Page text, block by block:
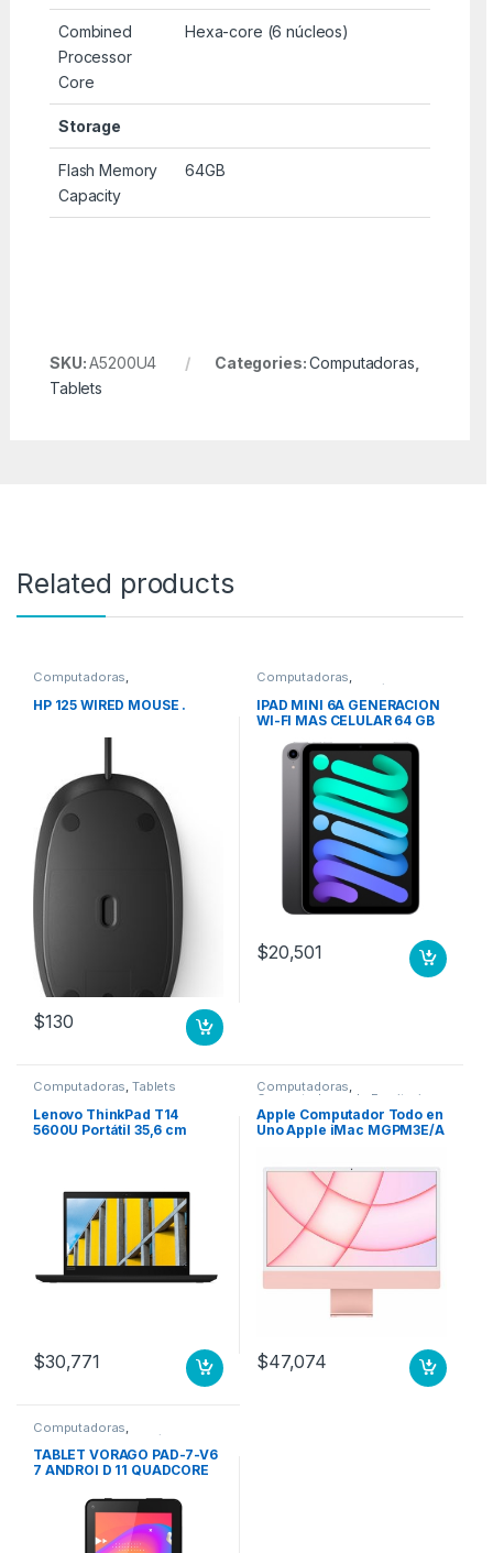
Combined
Processor
Core
Hexa-core (6 núcleos)
Storage
Flash Memory
Capacity
64GB
SKU:A5200U4 Categories:Computadoras
Tablets
Related products
Computadoras,
HP 125 WIRED MOUSE .
$130
Computadoras,
Computadoras Portátiles
IPAD MINI 6A GENERACION
WI-FI MAS CELULAR 64 GB
$20,501
Computadoras,Tablets
Lenovo ThinkPad T14
5600U Portátil 35,6 cm
Windows 10 Pro Negro
600U 8GB 256GB SSD M.2
W10P 3YW PRE
$30,771
Computadoras,
Computadoras de Escritorio
Apple Computador Todo en
Uno Apple iMac MGPM3E/A
256GB SSD – 61cm (24″)
4480 x 2520 – De Escritorio
– Rosa – macOS Big Sur –
IEEE 802.11 a/b/g/n/ac/ax –
143W CPU 8N GPU 8N 256
GB ROSA
$47,074
Computadoras,
Computadoras Portátiles
TABLET VORAGO PAD-7-V6
7 ANDROI D 11 QUADCORE